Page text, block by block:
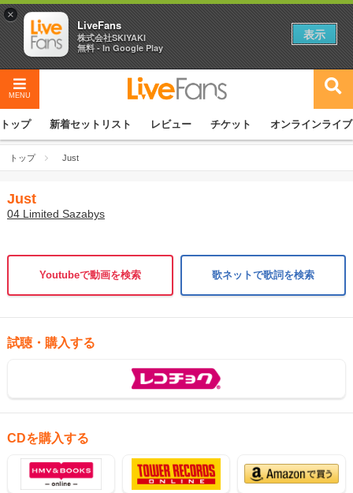
MENU
トップ 新着セットリスト レビュー チケット オンラインライブ
トップ Just
Just
04 Limited Sazabys
Youtubeで動画を検索 歌ネットで歌詞を検索
試聴・購入する
CDを購入する
×
LiveFans
株式会社SKIYAKI
無料 - In Google Play
表示